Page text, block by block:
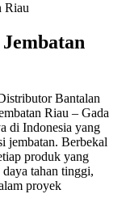
Bantalan
Riau – Gada
di Indonesia yang
jembatan. Berbekal
produk yang
tahan tinggi,
proyek